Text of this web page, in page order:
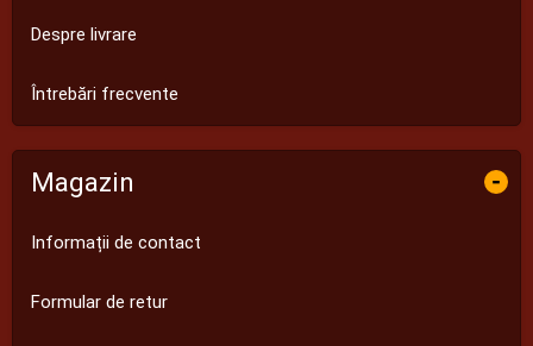
Despre livrare
Întrebări frecvente
Magazin -
Informații de contact
Formular de retur